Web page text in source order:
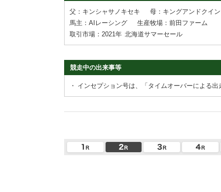
父：キンシャサノキセキ
母：キングアンドクイン
馬主：AIレーシング
生産牧場：前田ファーム
取引市場：2021年 北海道サマーセール
競走中の出来事等
・ インセプション号は、「タイムオーバーによる